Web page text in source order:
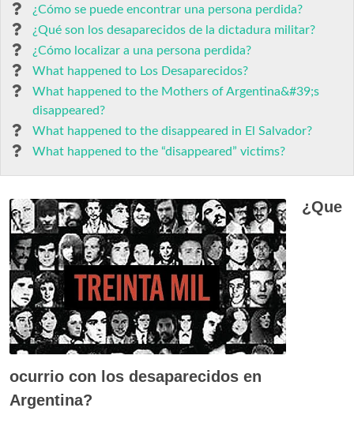
¿Cómo se puede encontrar una persona perdida?
¿Qué son los desaparecidos de la dictadura militar?
¿Cómo localizar a una persona perdida?
What happened to Los Desaparecidos?
What happened to the Mothers of Argentina&#39;s
disappeared?
What happened to the disappeared in El Salvador?
What happened to the “disappeared” victims?
¿Que
ocurrio con los desaparecidos en
Argentina?